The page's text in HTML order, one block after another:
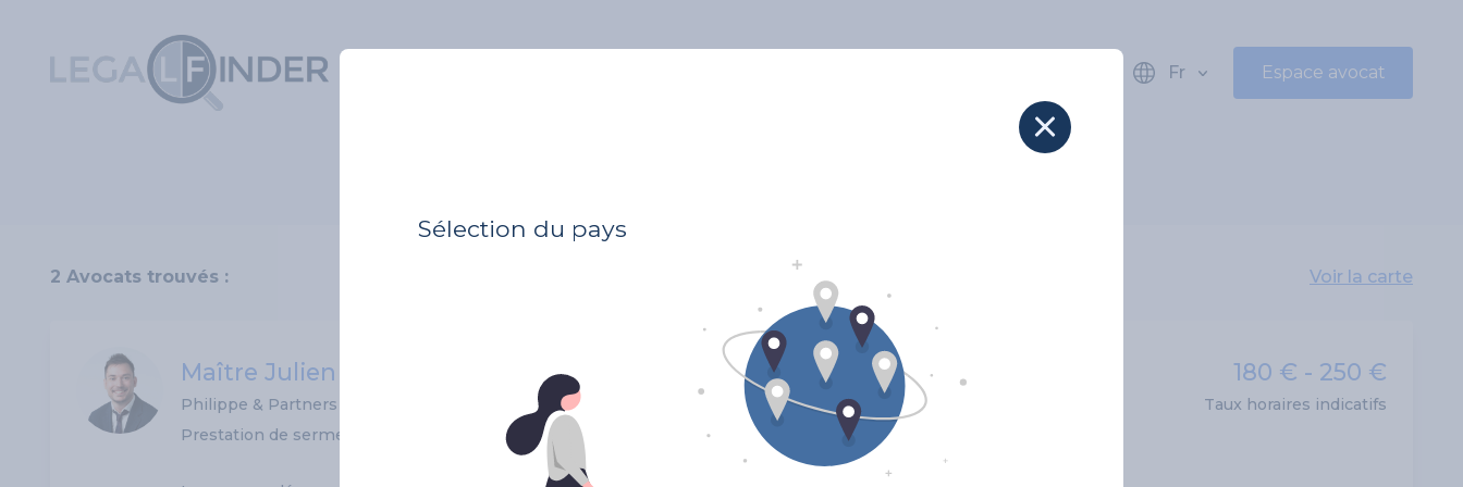
Fr Espace avocat
2 Avocats trouvés : Voir la carte
Maître Julien Flamant
Philippe & Partners
Prestation de serment: 28/09/2023
30, boulevard Grande-Duchesse Charlotte
L-1330 Luxembourg
180 € - 250 €
Taux horaires indicatifs
Sélection du pays